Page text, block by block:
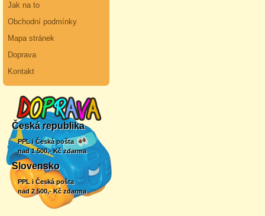
Jak na to
Obchodní podmínky
Mapa stránek
Doprava
Kontakt
Česká republika
PPL i Česká pošta
nad 1 500,- Kč zdarma
Slovensko
PPL i Česká pošta
nad 2 500,- Kč zdarma